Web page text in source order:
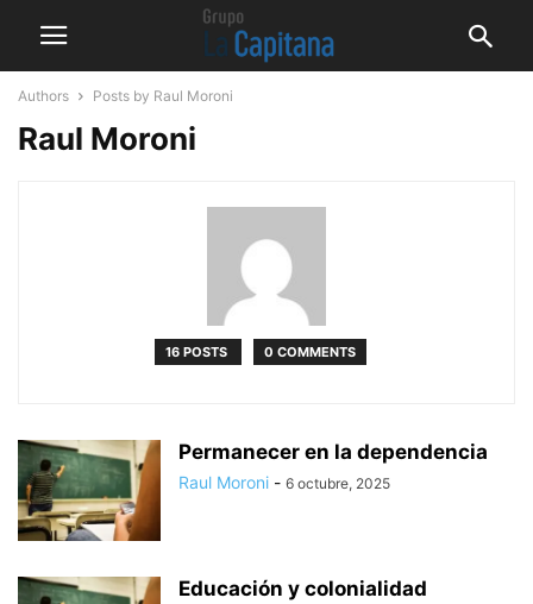
Authors Posts by Raul Moroni
Raul Moroni
16 POSTS 0 COMMENTS
Permanecer en la dependencia
Raul Moroni - 6 octubre, 2025
Educación y colonialidad